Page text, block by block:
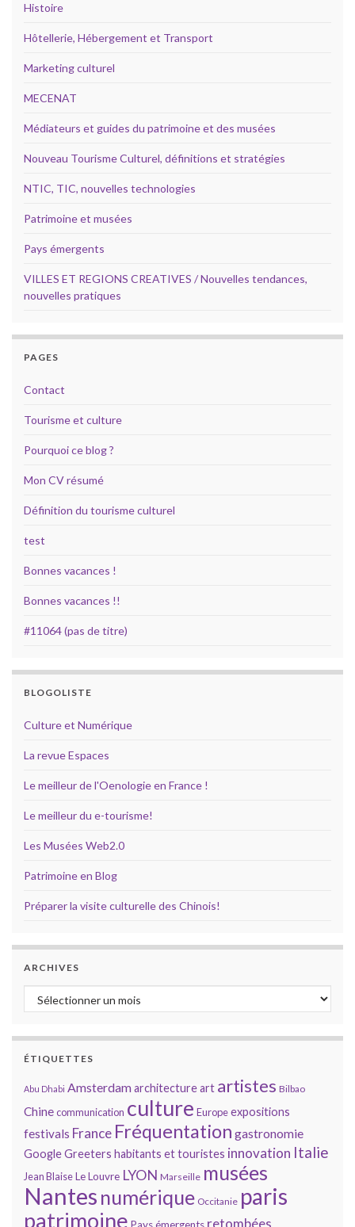
Histoire
Hôtellerie, Hébergement et Transport
Marketing culturel
MECENAT
Médiateurs et guides du patrimoine et des musées
Nouveau Tourisme Culturel, définitions et stratégies
NTIC, TIC, nouvelles technologies
Patrimoine et musées
Pays émergents
VILLES ET REGIONS CREATIVES / Nouvelles tendances,
nouvelles pratiques
PAGES
Contact
Tourisme et culture
Pourquoi ce blog ?
Mon CV résumé
Définition du tourisme culturel
test
Bonnes vacances !
Bonnes vacances !!
#11064 (pas de titre)
BLOGOLISTE
Culture et Numérique
La revue Espaces
Le meilleur de l'Oenologie en France !
Le meilleur du e-tourisme!
Les Musées Web2.0
Patrimoine en Blog
Préparer la visite culturelle des Chinois!
ARCHIVES
Archives
ÉTIQUETTES
Abu Dhabi Amsterdamarchitectureart artistes Bilbao
Chinecommunication culture Europeexpositions
festivals France Fréquentation gastronomie
GoogleGreeters habitants et touristes innovation Italie
Jean BlaiseLe Louvre LYON Marseille musées
Nantes numérique Occitanie paris
patrimoine retombées